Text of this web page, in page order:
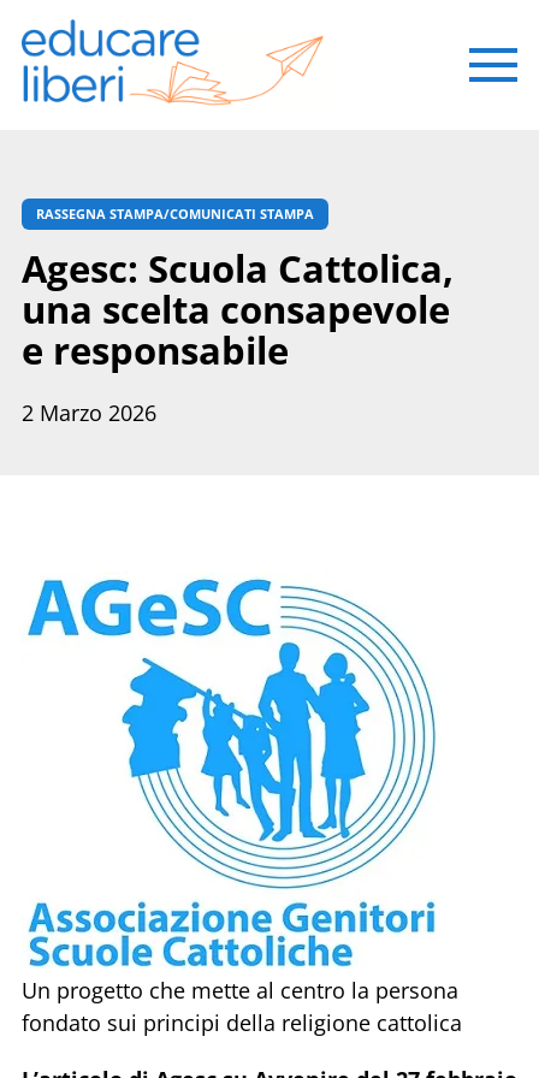
RASSEGNA STAMPA/COMUNICATI STAMPA
Agesc: Scuola Cattolica,
una scelta consapevole
e responsabile
2 Marzo 2026
Un progetto che mette al centro la persona
fondato sui principi della religione cattolica